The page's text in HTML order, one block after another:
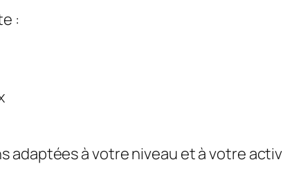
:
adaptées à votre niveau et à votre